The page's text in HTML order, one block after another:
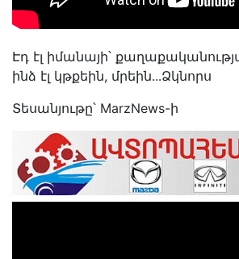
Էդ էլ իմանայի՝
ինձ էլ կթքեին, մրեին․․․Ձկնորս
Տեսանյութը՝ MarzNews-ի